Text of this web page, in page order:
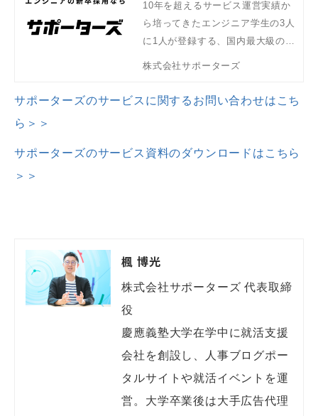
10年を超えるサービス運営実績か
ら培ってきたエンジニア学生の3人
に1人が登録する、国内最大級のエ
にあった幅広いサービスをご紹介
株式会社サポーターズ
サポーターズのサービスに関するお問い合わせはこち
ら＞＞
サポーターズのサービス資料のダウンロードはこちら
＞＞
楓 博光
株式会社サポーターズ 代表取締
役
慶應義塾大学在学中に就活支援
会社を創設し、人事ブログポー
タルサイトや就活イベントを運
営。大学卒業後は大手広告代理